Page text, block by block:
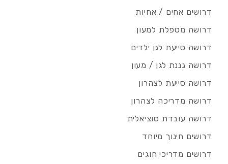
דרושים אחים / אחיות
דרושה מטפלת למעון
דרושה סייעת לגן ילדים
דרושה גננת לגן / מעון
דרושה סייעת לצהרון
דרושה מדריכה לצהרון
דרושה עובדת סוציאלית
דרושים חינוך מיוחד
דרושים מדריכי חוגים